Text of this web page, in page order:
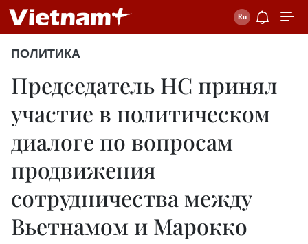
ПОЛИТИКА
Председатель НС принял
участие в политическом
диалоге по вопросам
продвижения
сотрудничества между
Вьетнамом и Марокко